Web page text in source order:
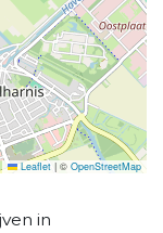
Leaflet | © OpenStreetMap
in